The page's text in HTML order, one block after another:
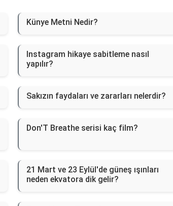
Künye Metni Nedir?
Instagram hikaye sabitleme nasıl
yapılır?
Sakızın faydaları ve zararları nelerdir?
Don'T Breathe serisi kaç film?
21 Mart ve 23 Eylül'de güneş ışınları
neden ekvatora dik gelir?